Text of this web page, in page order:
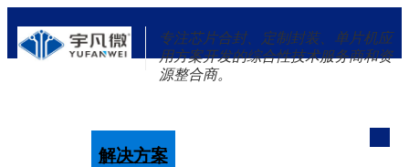
专注芯片合封、定制封装、单片机应
用方案开发的综合性技术服务商和资
源整合商。
解决方案